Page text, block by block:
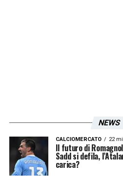
NEWS
CALCIOMERCATO 22
Il futuro di
Sadd si defila,
carica?